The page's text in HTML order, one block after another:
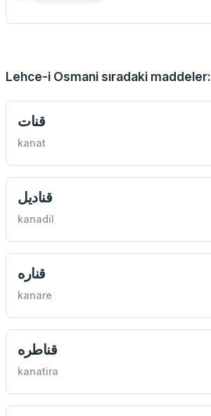
Lehce-i Osmani sıradaki maddeler:
قنات
kanat
قناديل
kanadil
قناره
kanare
قناطره
kanatira